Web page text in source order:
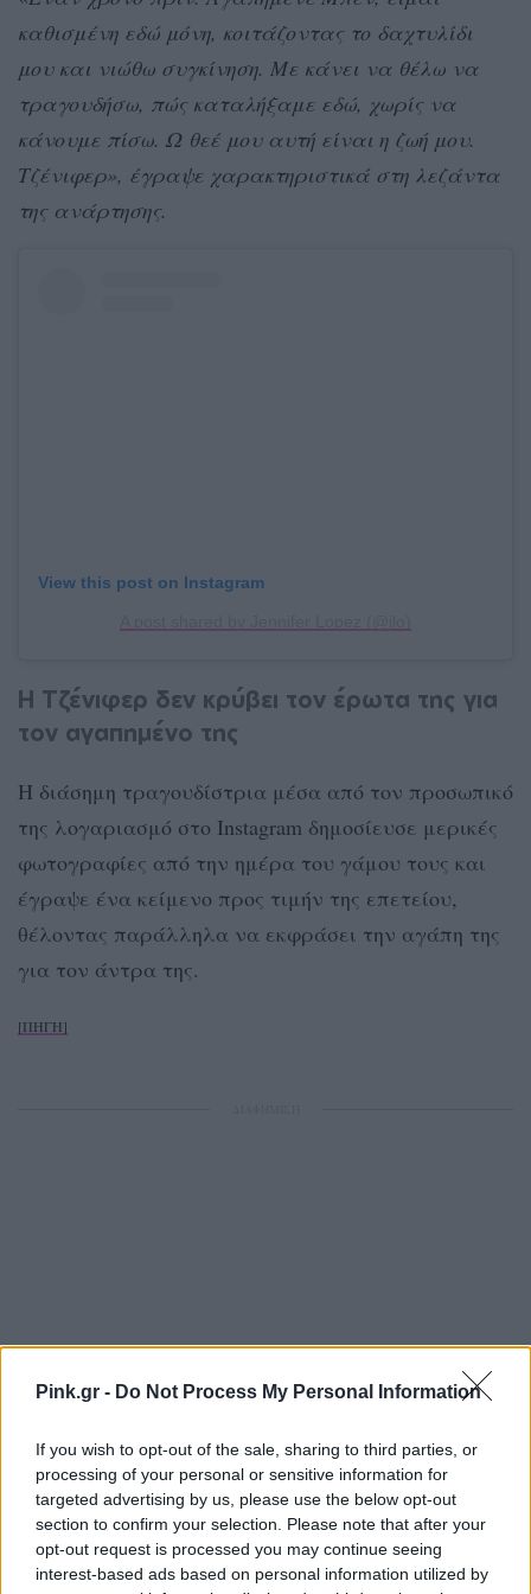
Pink.gr - Do Not Process My Personal Information
If you wish to opt-out of the sale, sharing to third parties, or
processing of your personal or sensitive information for
targeted advertising by us, please use the below opt-out
section to confirm your selection. Please note that after your
opt-out request is processed you may continue seeing
interest-based ads based on personal information utilized by
καθισμένη εδώ μόνη, κοιτάζοντας το δαχτυλίδι
μου και νιώθω συγκίνηση. Με κάνει να θέλω να
τραγουδήσω, πώς καταλήξαμε εδώ, χωρίς να
κάνουμε πίσω. Ω θεέ μου αυτή είναι η ζωή μου.
Τζένιφερ», έγραψε χαρακτηριστικά στη λεζάντα
της ανάρτησης.
View this post on Instagram
Η Τζένιφερ δεν κρύβει τον έρωτα της για
τον αγαπημένο της
Η διάσημη τραγουδίστρια μέσα από τον προσωπικό
της λογαριασμό στο Instagram δημοσίευσε μερικές
φωτογραφίες από την ημέρα του γάμου τους και
έγραψε ένα κείμενο προς τιμήν της επετείου,
θέλοντας παράλληλα να εκφράσει την αγάπη της
για τον άντρα της.
[ΠΗΓΗ]